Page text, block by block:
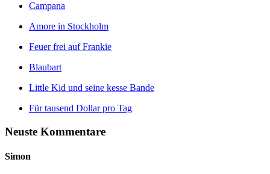
Campana
Amore in Stockholm
Feuer frei auf Frankie
Blaubart
Little Kid und seine kesse Bande
Für tausend Dollar pro Tag
Neuste Kommentare
Simon